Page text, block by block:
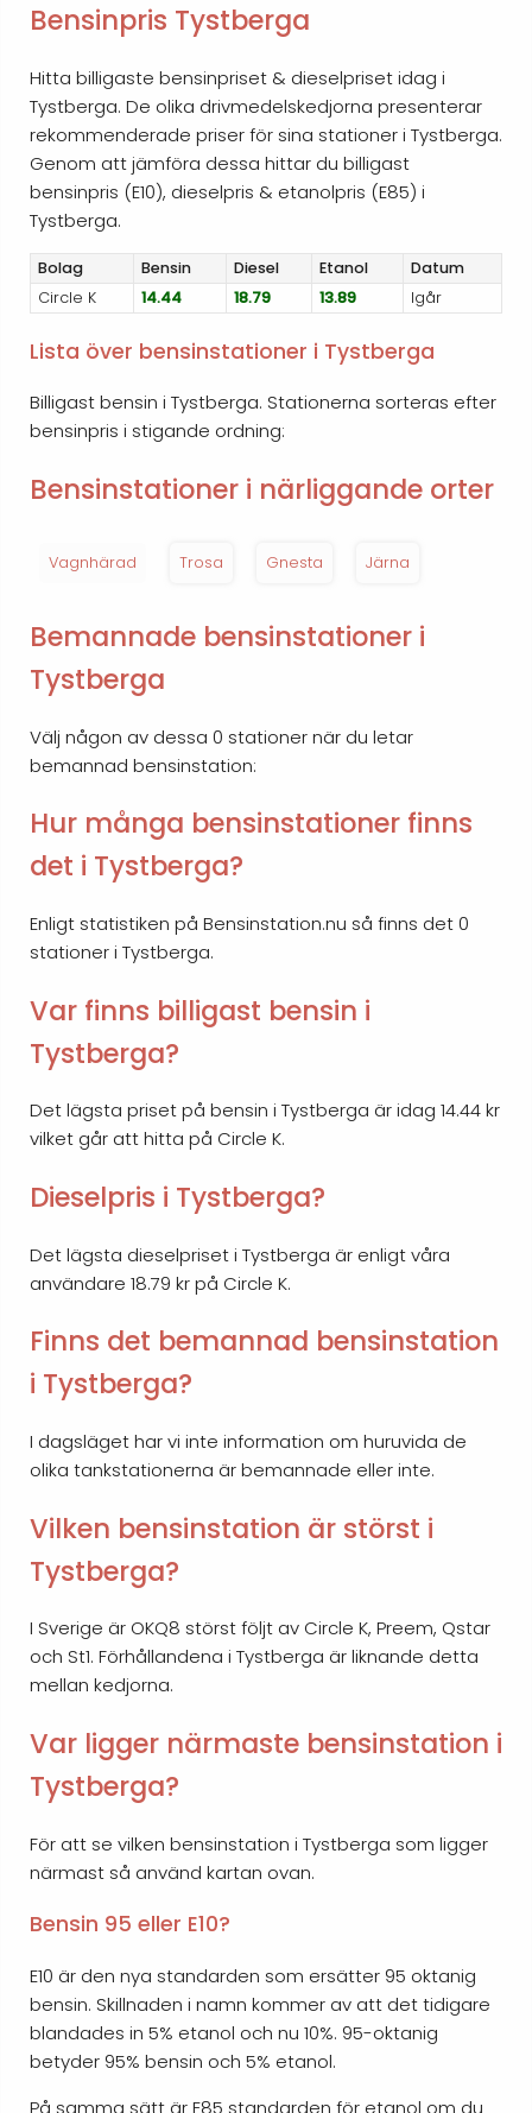
Bensinpris Tystberga
Hitta billigaste bensinpriset & dieselpriset idag i
Tystberga. De olika drivmedelskedjorna presenterar
rekommenderade priser för sina stationer i Tystberga.
Genom att jämföra dessa hittar du billigast
bensinpris (E10), dieselpris & etanolpris (E85) i
Tystberga.
Bolag Bensin Diesel Etanol
Datum
Circle K
14.44 18.79 13.89 Igår
Lista över bensinstationer i Tystberga
Billigast bensin i Tystberga. Stationerna sorteras efter
bensinpris i stigande ordning:
Bensinstationer i närliggande orter
Vagnhärad Trosa Gnesta Järna
Bemannade bensinstationer i
Tystberga
Välj någon av dessa 0 stationer när du letar
bemannad bensinstation:
Hur många bensinstationer finns
det i Tystberga?
Enligt statistiken på Bensinstation.nu så finns det 0
stationer i Tystberga.
Var finns billigast bensin i
Tystberga?
Det lägsta priset på bensin i Tystberga är idag 14.44 kr
vilket går att hitta på Circle K.
Dieselpris i Tystberga?
Det lägsta dieselpriset i Tystberga är enligt våra
användare 18.79 kr på Circle K.
Finns det bemannad bensinstation
i Tystberga?
I dagsläget har vi inte information om huruvida de
olika tankstationerna är bemannade eller inte.
Vilken bensinstation är störst i
Tystberga?
I Sverige är OKQ8 störst följt av Circle K, Preem, Qstar
och St1. Förhållandena i Tystberga är liknande detta
mellan kedjorna.
Var ligger närmaste bensinstation i
Tystberga?
För att se vilken bensinstation i Tystberga som ligger
närmast så använd kartan ovan.
Bensin 95 eller E10?
E10 är den nya standarden som ersätter 95 oktanig
bensin. Skillnaden i namn kommer av att det tidigare
blandades in 5% etanol och nu 10%. 95-oktanig
betyder 95% bensin och 5% etanol.
På samma sätt är E85 standarden för etanol om du